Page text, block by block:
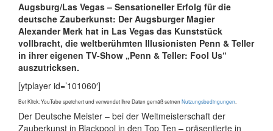
Augsburg/Las Vegas – Sensationeller Erfolg für die
deutsche Zauber­kunst: Der Augsburger Magier
Alexander Merk hat in Las Vegas das Kunststück
vollbracht, die welt­berühmten Illusio­nisten Penn & Teller
in ihrer eigenen TV-Show „Penn & Teller: Fool Us“
auszutricksen.
[ytplayer id=’101060′]
Bei Klick: YouTube speichert und verwendet Ihre Daten gemäß seinen Nutzungsbedingungen
Der Deutsche Meister – bei der Weltmeister­schaft der
Zauber­kunst in Blackpool in den Top Ten – präsen­tierte in